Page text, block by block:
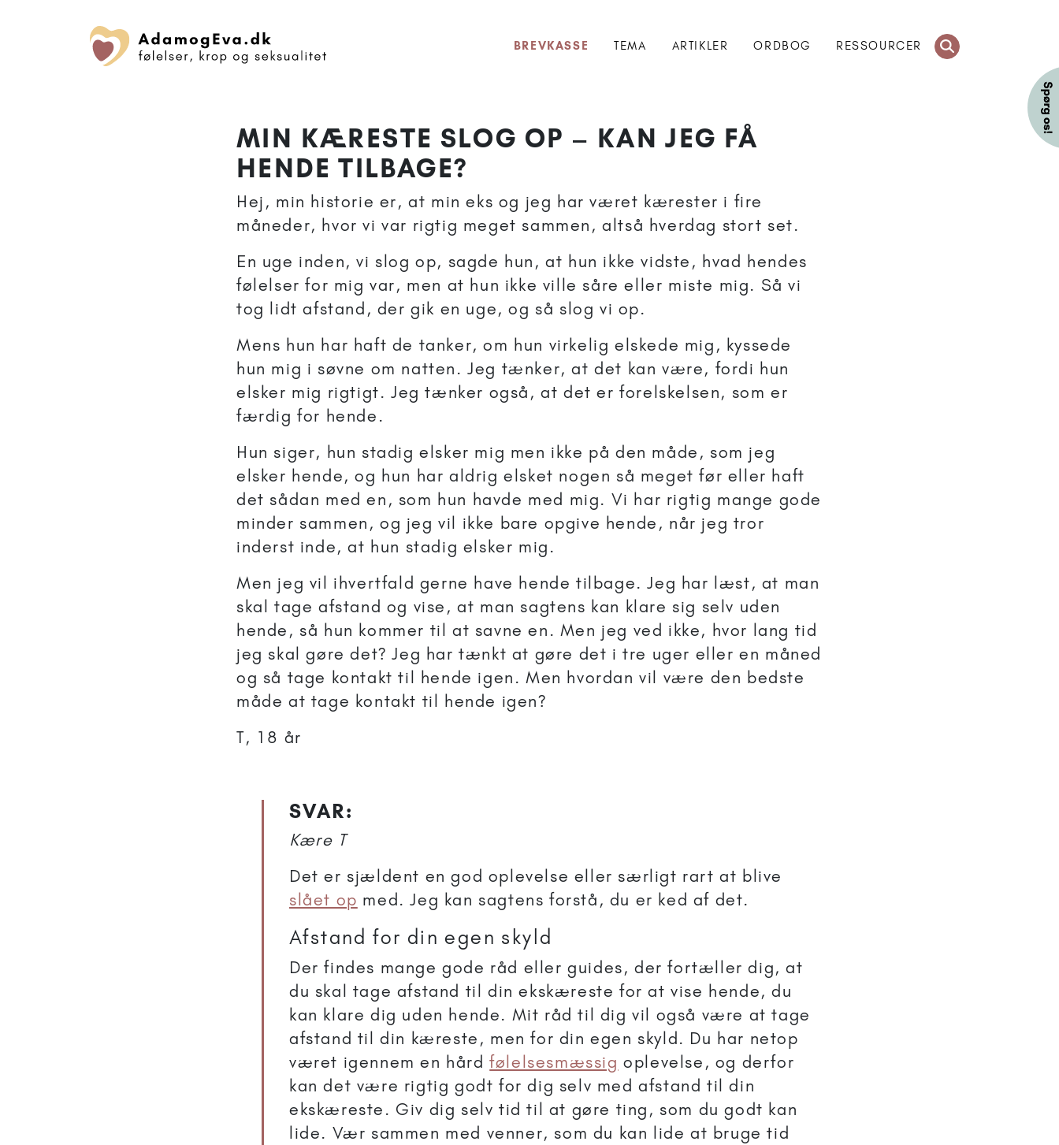
BREVKASSE TEMA ARTIKLER ORDBOG RESSOURCER
MIN KÆRESTE SLOG OP – KAN JEG FÅ
HENDE TILBAGE?
Hej, min historie er, at min eks og jeg har været kærester i fire
måneder, hvor vi var rigtig meget sammen, altså hverdag stort set.
En uge inden, vi slog op, sagde hun, at hun ikke vidste, hvad hendes
følelser for mig var, men at hun ikke ville såre eller miste mig. Så vi
tog lidt afstand, der gik en uge, og så slog vi op.
Mens hun har haft de tanker, om hun virkelig elskede mig, kyssede
hun mig i søvne om natten. Jeg tænker, at det kan være, fordi hun
elsker mig rigtigt. Jeg tænker også, at det er forelskelsen, som er
færdig for hende.
Hun siger, hun stadig elsker mig men ikke på den måde, som jeg
elsker hende, og hun har aldrig elsket nogen så meget før eller haft
det sådan med en, som hun havde med mig. Vi har rigtig mange gode
minder sammen, og jeg vil ikke bare opgive hende, når jeg tror
inderst inde, at hun stadig elsker mig.
Men jeg vil ihvertfald gerne have hende tilbage. Jeg har læst, at man
skal tage afstand og vise, at man sagtens kan klare sig selv uden
hende, så hun kommer til at savne en. Men jeg ved ikke, hvor lang tid
jeg skal gøre det? Jeg har tænkt at gøre det i tre uger eller en måned
og så tage kontakt til hende igen. Men hvordan vil være den bedste
måde at tage kontakt til hende igen?
T, 18 år
SVAR:
Kære T
Det er sjældent en god oplevelse eller særligt rart at blive
slået op med. Jeg kan sagtens forstå, du er ked af det.
Afstand for din egen skyld
Der findes mange gode råd eller guides, der fortæller dig, at
du skal tage afstand til din ekskæreste for at vise hende, du
kan klare dig uden hende. Mit råd til dig vil også være at tage
afstand til din kæreste, men for din egen skyld. Du har netop
været igennem en hårdfølelsesmæssig oplevelse, og derfor
kan det være rigtig godt for dig selv med afstand til din
ekskæreste. Giv dig selv tid til at gøre ting, som du godt kan
lide. Vær sammen med venner, som du kan lide at bruge tid